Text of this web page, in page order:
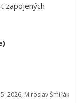
zapojených
2026, Miroslav Šmiřák